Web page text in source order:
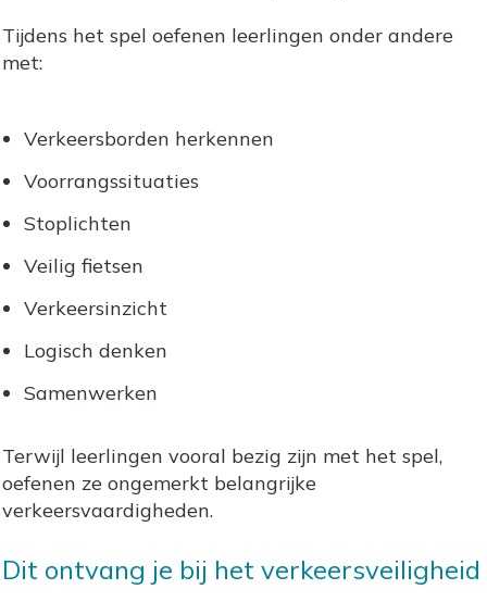
Tijdens het spel oefenen leerlingen onder andere
met:
Verkeersborden herkennen
Voorrangssituaties
Stoplichten
Veilig fietsen
Verkeersinzicht
Logisch denken
Samenwerken
Terwijl leerlingen vooral bezig zijn met het spel,
oefenen ze ongemerkt belangrijke
verkeersvaardigheden.
Dit ontvang je bij het verkeersveiligheid